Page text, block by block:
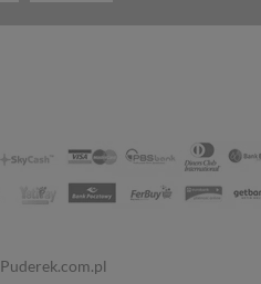
Puderek.com.pl